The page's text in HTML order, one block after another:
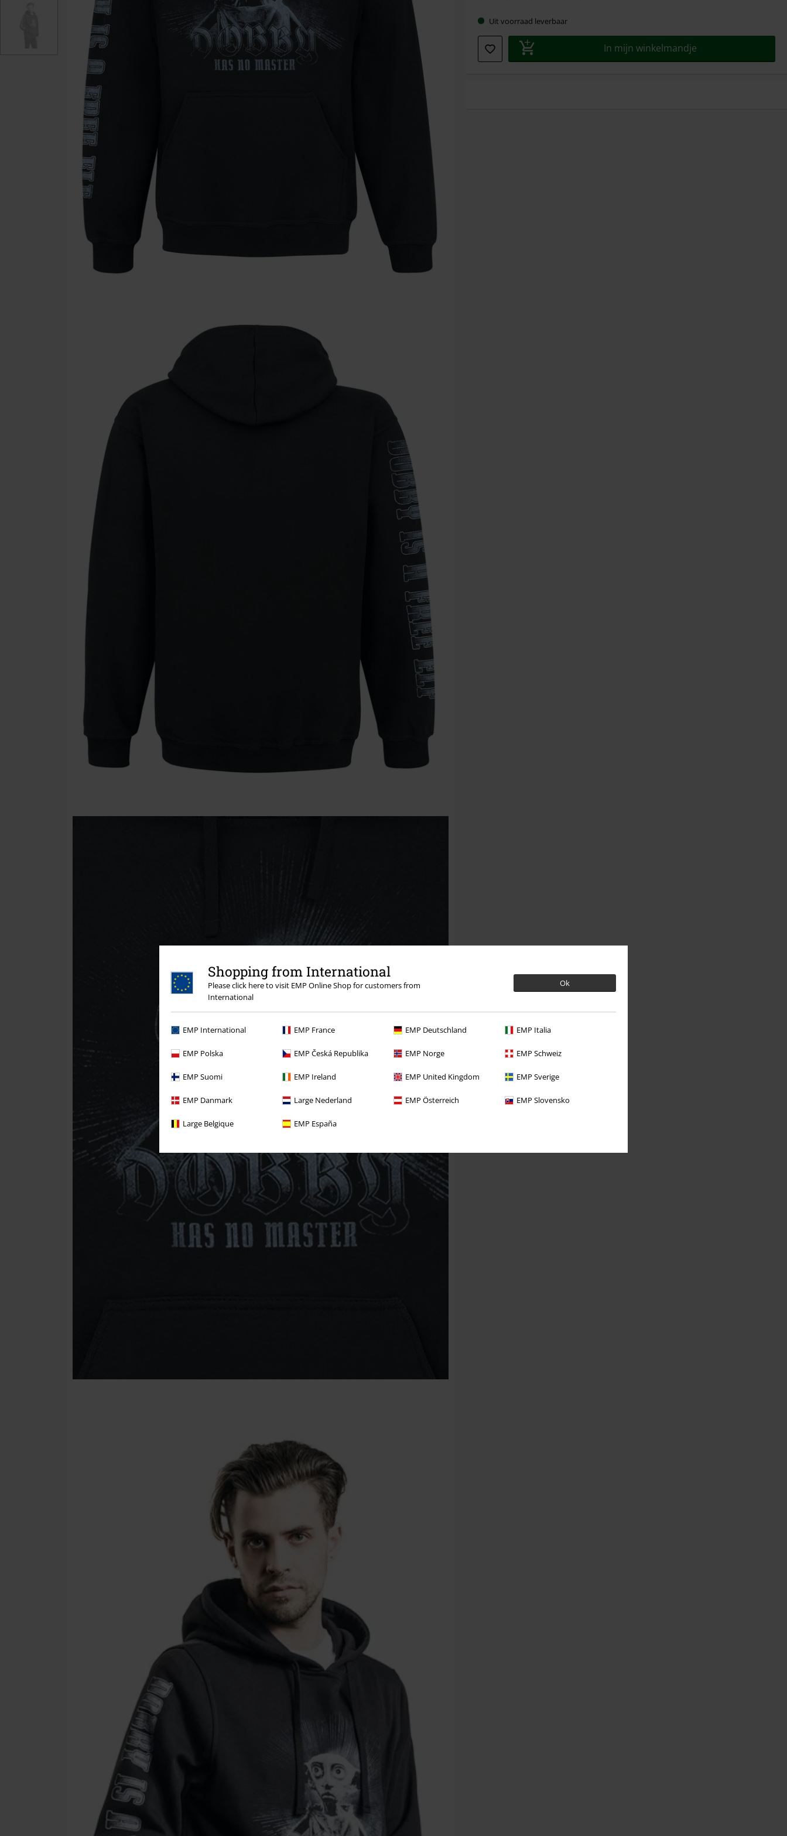
Shopping from International
Please click here to visit EMP Online Shop for customers from
International
Ok
EMP International EMP France EMP Deutschland EMP Italia
EMP Polska EMP Česká Republika EMP Norge EMP Schweiz
EMP Suomi EMP Ireland EMP United Kingdom EMP Sverige
EMP Danmark Large Nederland EMP Österreich EMP Slovensko
Large Belgique EMP España
Uit voorraad leverbaar
In mijn winkelmandje